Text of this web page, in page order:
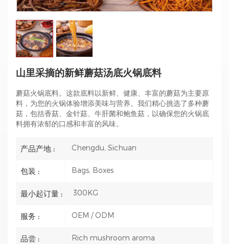
山里采摘的新鲜蘑菇汤底火锅底料
蘑菇火锅底料。这款底料以新鲜、健康、丰富的蘑菇为主要原
料，为您的火锅体验增添美味与营养。我们精心挑选了多种蘑
菇，包括香菇、金针菇、牛肝菌和鲍鱼菇，以确保您的火锅底
料拥有浓郁的口感和丰富的风味。
产品产地 : Chengdu, Sichuan
包装 : Bags, Boxes
最小起订量 : 300KG
服务 : OEM / ODM
品尝 : Rich mushroom aroma